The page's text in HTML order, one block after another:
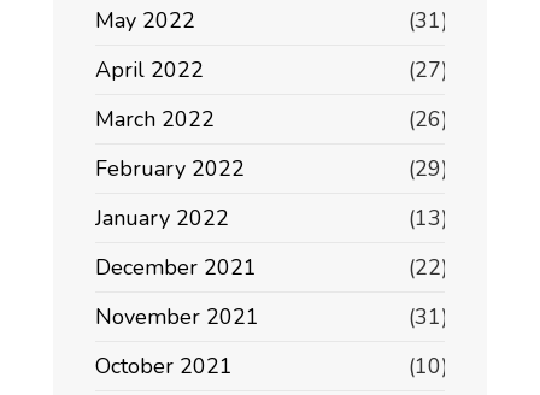
May 2022
(31)
April 2022
(27)
March 2022
(26)
February 2022
(29)
January 2022
(13)
December 2021
(22)
November 2021
(31)
October 2021
(10)